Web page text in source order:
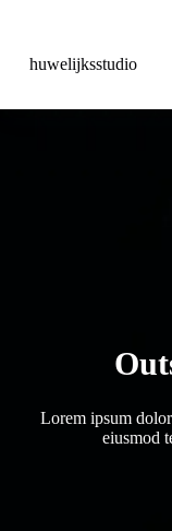
huwelijksstudio
Lorem ipsum
eiusmod